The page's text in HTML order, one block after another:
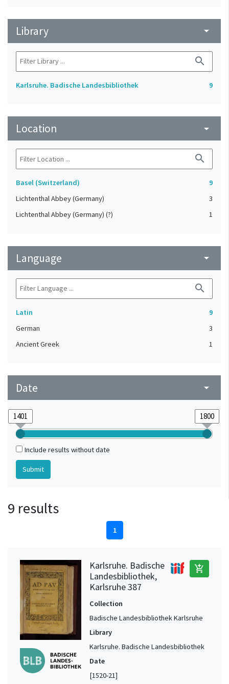
Library arrow_drop_down
search
Karlsruhe. Badische Landesbibliothek 9
Location arrow_drop_down
search
Basel (Switzerland)
9
Lichtenthal Abbey (Germany)
3
Lichtenthal Abbey (Germany) (?)
1
Language arrow_drop_down
search
Latin
9
German
3
Ancient Greek
1
Date arrow_drop_down
Include results without date
9 results
1
Karlsruhe. Badische
Landesbibliothek,
Karlsruhe 387
add_shopping_cart
Collection
Badische Landesbibliothek Karlsruhe
Library
Karlsruhe. Badische Landesbibliothek
Date
[1520-21]